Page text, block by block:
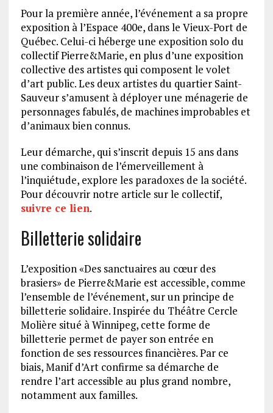
Pour la première année, l’événement a sa propre
exposition à l’Espace 400e, dans le Vieux-Port de
Québec. Celui-ci héberge une exposition solo du
collectif Pierre&Marie, en plus d’une exposition
collective des artistes qui composent le volet
d’art public. Les deux artistes du quartier Saint-
Sauveur s’amusent à déployer une ménagerie de
personnages fabulés, de machines improbables et
d’animaux bien connus.
Leur démarche, qui s’inscrit depuis 15 ans dans
une combinaison de l’émerveillement à
l’inquiétude, explore les paradoxes de la société.
Pour découvrir notre article sur le collectif,
suivre ce lien.
Billetterie solidaire
L’exposition «Des sanctuaires au cœur des
brasiers» de Pierre&Marie est accessible, comme
l’ensemble de l’événement, sur un principe de
billetterie solidaire. Inspirée du Théâtre Cercle
Molière situé à Winnipeg, cette forme de
billetterie permet de payer son entrée en
fonction de ses ressources financières. Par ce
biais, Manif d’Art confirme sa démarche de
rendre l’art accessible au plus grand nombre,
notamment aux familles.